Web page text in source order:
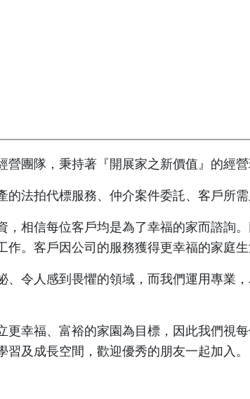
營團隊，秉持著『開展家之新價值』的經
的法拍代標服務、仲介案件委託、客戶所
，相信每位客戶均是為了幸福的家而諮詢
作。客戶因公司的服務獲得更幸福的家庭
、令人感到畏懼的領域，而我們運用專
更幸福、富裕的家園為目標，因此我們視
習及成長空間，歡迎優秀的朋友一起加入。